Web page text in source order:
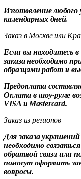
Изготовление
календарных дней.
Заказ в Москве или
Если вы находитесь в
заказа необходимо
образцами работ и
Предоплата
Оплата в шоу-руме
VISA и Mastercard.
Заказ из регионов
Для заказа украшений
необходимо
обратной связи или
помогут оформить
вопросы.